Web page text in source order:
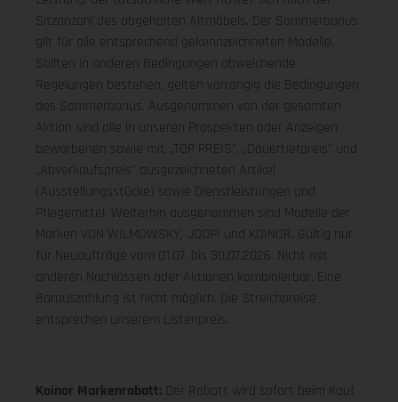
Sitzanzahl des abgeholten Altmöbels. Der Sommerbonus
gilt für alle entsprechend gekennzeichneten Modelle.
Sollten in anderen Bedingungen abweichende
Regelungen bestehen, gelten vorrangig die Bedingungen
des Sommerbonus. Ausgenommen von der gesamten
Aktion sind alle in unseren Prospekten oder Anzeigen
beworbenen sowie mit „TOP PREIS", „Dauertiefpreis" und
„Abverkaufspreis" ausgezeichneten Artikel
(Ausstellungsstücke) sowie Dienstleistungen und
Pflegemittel. Weiterhin ausgenommen sind Modelle der
Marken VON WILMOWSKY, JOOP! und KOINOR. Gültig nur
für Neuaufträge vom 01.07. bis 30.07.2026. Nicht mit
anderen Nachlässen oder Aktionen kombinierbar. Eine
Barauszahlung ist nicht möglich. Die Streichpreise
entsprechen unserem Listenpreis.
Koinor Markenrabatt: Der Rabatt wird sofort beim Kauf